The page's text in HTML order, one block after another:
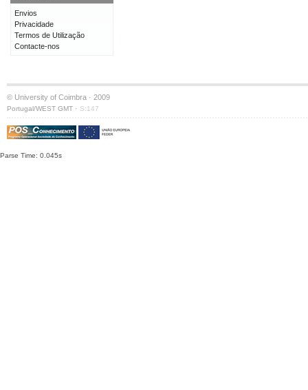
Envios
Privacidade
Termos de Utilização
Contacte-nos
© University of Coimbra · 2009
Portugal/WEST GMT · S:147
Parse Time: 0.045s